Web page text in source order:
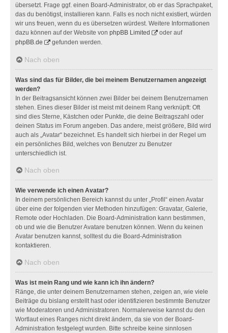
übersetzt. Frage ggf. einen Board-Administrator, ob er das Sprachpaket,
das du benötigst, installieren kann. Falls es noch nicht existiert, würden
wir uns freuen, wenn du es übersetzen würdest. Weitere Informationen
dazu können auf der Website von phpBB Limited
oder auf
phpBB.de
gefunden werden.
Nach oben
Was sind das für Bilder, die bei meinem Benutzernamen angezeigt
werden?
In der Beitragsansicht können zwei Bilder bei deinem Benutzernamen
stehen. Eines dieser Bilder ist meist mit deinem Rang verknüpft: Oft
sind dies Sterne, Kästchen oder Punkte, die deine Beitragszahl oder
deinen Status im Forum angeben. Das andere, meist größere, Bild wird
auch als „Avatar“ bezeichnet. Es handelt sich hierbei in der Regel um
ein persönliches Bild, welches von Benutzer zu Benutzer
unterschiedlich ist.
Nach oben
Wie verwende ich einen Avatar?
In deinem persönlichen Bereich kannst du unter „Profil“ einen Avatar
über eine der folgenden vier Methoden hinzufügen: Gravatar, Galerie,
Remote oder Hochladen. Die Board-Administration kann bestimmen,
ob und wie die Benutzer Avatare benutzen können. Wenn du keinen
Avatar benutzen kannst, solltest du die Board-Administration
kontaktieren.
Nach oben
Was ist mein Rang und wie kann ich ihn ändern?
Ränge, die unter deinem Benutzernamen stehen, zeigen an, wie viele
Beiträge du bislang erstellt hast oder identifizieren bestimmte Benutzer
wie Moderatoren und Administratoren. Normalerweise kannst du den
Wortlaut eines Ranges nicht direkt ändern, da sie von der Board-
Administration festgelegt wurden. Bitte schreibe keine sinnlosen